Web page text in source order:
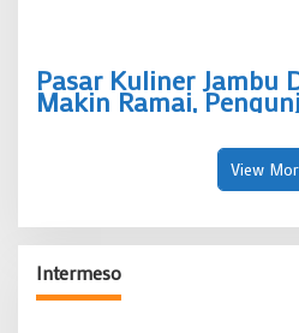
Pasar Kuliner Jambu
Makin Ramai,
Tempat Duduk
View
Intermeso